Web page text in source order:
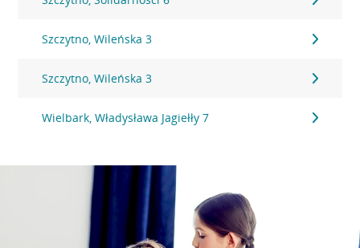
Szczytno, Wileńska 3
Szczytno, Wileńska 3
Wielbark, Władysława Jagiełły 7